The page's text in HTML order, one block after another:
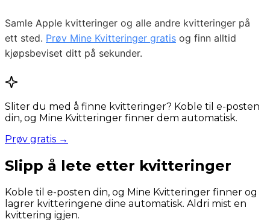
Samle Apple kvitteringer og alle andre kvitteringer på
ett sted. Prøv Mine Kvitteringer gratis og finn alltid
kjøpsbeviset ditt på sekunder.
Sliter du med å finne kvitteringer? Koble til e-posten
din, og Mine Kvitteringer finner dem automatisk.
Prøv gratis →
Slipp å lete etter kvitteringer
Koble til e-posten din, og Mine Kvitteringer finner og
lagrer kvitteringene dine automatisk. Aldri mist en
kvittering igjen.